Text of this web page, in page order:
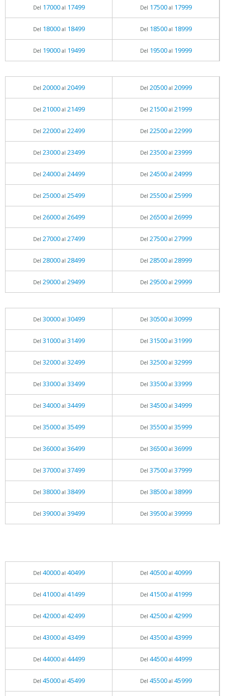
Del 17000al 17499 Del 17500al 17999
Del 18000al 18499 Del 18500al 18999
Del 19000al 19499 Del 19500al 19999
Del 20000al 20499 Del 20500al 20999
Del 21000al 21499 Del 21500al 21999
Del 22000al 22499 Del 22500al 22999
Del 23000al 23499 Del 23500al 23999
Del 24000al 24499 Del 24500al 24999
Del 25000al 25499 Del 25500al 25999
Del 26000al 26499 Del 26500al 26999
Del 27000al 27499 Del 27500al 27999
Del 28000al 28499 Del 28500al 28999
Del 29000al 29499 Del 29500al 29999
Del 30000al 30499 Del 30500al 30999
Del 31000al 31499 Del 31500al 31999
Del 32000al 32499 Del 32500al 32999
Del 33000al 33499 Del 33500al 33999
Del 34000al 34499 Del 34500al 34999
Del 35000al 35499 Del 35500al 35999
Del 36000al 36499 Del 36500al 36999
Del 37000al 37499 Del 37500al 37999
Del 38000al 38499 Del 38500al 38999
Del 39000al 39499 Del 39500al 39999
Del 40000al 40499 Del 40500al 40999
Del 41000al 41499 Del 41500al 41999
Del 42000al 42499 Del 42500al 42999
Del 43000al 43499 Del 43500al 43999
Del 44000al 44499 Del 44500al 44999
Del 45000al 45499 Del 45500al 45999